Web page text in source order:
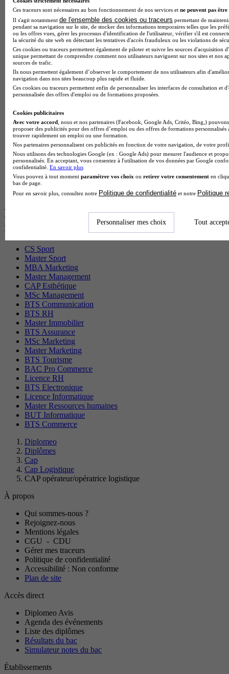
BTS Esf en alternance
BTS Dietetique en alternance
BTS Mco en alternance
BTS Pi en alternance
BTS Sp3s en alternance
Master CCA en alternance
BTS Ndrc en alternance
BTS Sam en alternance
Cap Fleuriste en alternance
BTS Sio en alternance
BTS Gpme en alternance
Cap Electricien en alternance
BTS Gpn en alternance
BTS Domotique en alternance
BAC Pro Agora en alternance
BTS Sta en alternance
BTS Iris en alternance
BTS Tpl en alternance
BTS Ati en alternance
Les diplômes par filière les plus
recherchés
CS Sport
Master Sport
MBA Marketing
Master Management
CAP Esthétique
MSc Management
BTS Communication
BTS RH
Master Immobilier
BTS Assurance
MSc Marketing
Master Marketing
BTS Tourisme
BAC Pro Commerce
Licence RH
BTS Electronique
Licence Informatique
Master Ressources humaines
BUT Informatique
BTS Commerce
Diplomeo
Diplômes
Cap
Cap Logistique
CAP opérateur/opératrice logistique
À propos
Qui sommes-nous ?
Rejoignez-nous
Mentions légales
CGU - CDU
Gérer mes traceurs
Politique de confidentialité
Accessibilité : Non conforme
Plan de site
Accès direct
Diplomeo Avis
Agenda des événements
Liste des diplômes
Résultats du bac
Simulateur notes du bac
Établissements
Ces traceurs sont nécessaires au bon fonctionnement de nos services et ne peuvent pas être
Il s'agit notamment de l'ensemble des cookies ou traceurs permettant de
pendant sa navigation sur le site, de stocker des informations temporaires telles que les
ou les offres vues, gérer les processus d'identification de l'utilisateur, vérifier s'il est
la sécurité du site web en détectant les tentatives d'accès frauduleux ou les violations de
Ces cookies ou traceurs permettent également de piloter et suivre les sources d'acquisition
unique permettant de comprendre comment nos utilisateurs naviguent sur nos sites et nos
sources de trafic.
Ils nous permettent également d’observer le comportement de nos utilisateurs afin
navigation dans nos sites beaucoup plus rapide et fluide.
Ces cookies ou traceurs permettent enfin de personnaliser les interfaces de consultation et
personnalisée des offres d'emploi ou de formations proposées.
Cookies publicitaires
Avec votre accord , nous et nos partenaires (Facebook, Google Ads, Critéo, Bing,)
proposer des publicités pour des offres d’emploi ou des offres de formations
trouver rapidement un emploi ou une formation.
Nos partenaires personnalisent ces publicités en fonction de votre navigation, de votre
Nous utilisons des technologies Google (ex : Google Ads) pour mesurer l'audience et
personnalisés. En acceptant, vous consentez à l'utilisation de vos données par Google
confidentialité. En savoir plus
Vous pouvez à tout moment paramétrer vos choix ou retirer votre consentement en
bas de page.
Pour en savoir plus, consultez notre Politique de confidentialité et notre Politique
Personnaliser mes choix Tout